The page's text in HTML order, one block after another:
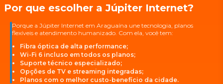
Por que escolher a Júpiter Internet?
Porque a Júpiter Internet em Araguaína une tecnologia, planos
flexíveis e atendimento humanizado. Com ela, você tem:
Fibra óptica de alta performance;
Wi-Fi 6 incluso em todos os planos;
Suporte técnico especializado;
Opções de TV e streaming integradas;
Planos com o melhor custo-benefício da cidade.